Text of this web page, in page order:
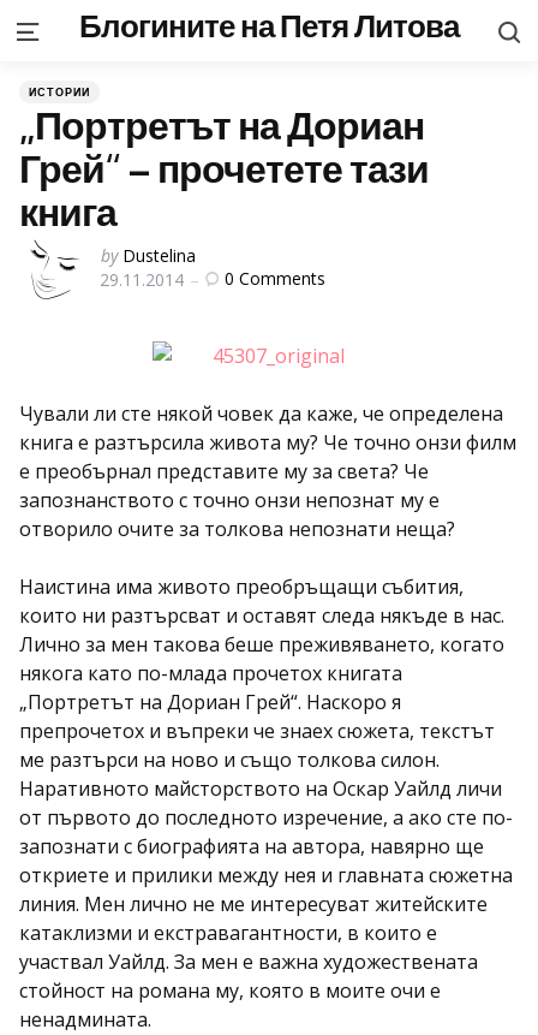
MenuБлогините на Петя Литова
Categories
Posted
ИСТОРИИ
„Портретът на Дориан
Грей“ – прочетете тази
книга
Posted
by
by Dustelina
29.11.2014
0 Comments
Чували ли сте някой човек да каже, че определена
книга е разтърсила живота му? Че точно онзи филм
е преобърнал представите му за света? Че
запознанството с точно онзи непознат му е
отворило очите за толкова непознати неща?
Наистина има живото преобръщащи събития,
които ни разтърсват и оставят следа някъде в нас.
Лично за мен такова беше преживяването, когато
някога като по-млада прочетох книгата
„Портретът на Дориан Грей“. Наскоро я
препрочетох и въпреки че знаех сюжета, текстът
ме разтърси на ново и също толкова силон.
Наративното майсторството на Оскар Уайлд личи
от първото до последното изречение, а ако сте по-
запознати с биографията на автора, навярно ще
откриете и прилики между нея и главната сюжетна
линия. Мен лично не ме интересуват житейските
катаклизми и екстравагантности, в които е
участвал Уайлд. За мен е важна художествената
стойност на романа му, която в моите очи е
ненадмината.